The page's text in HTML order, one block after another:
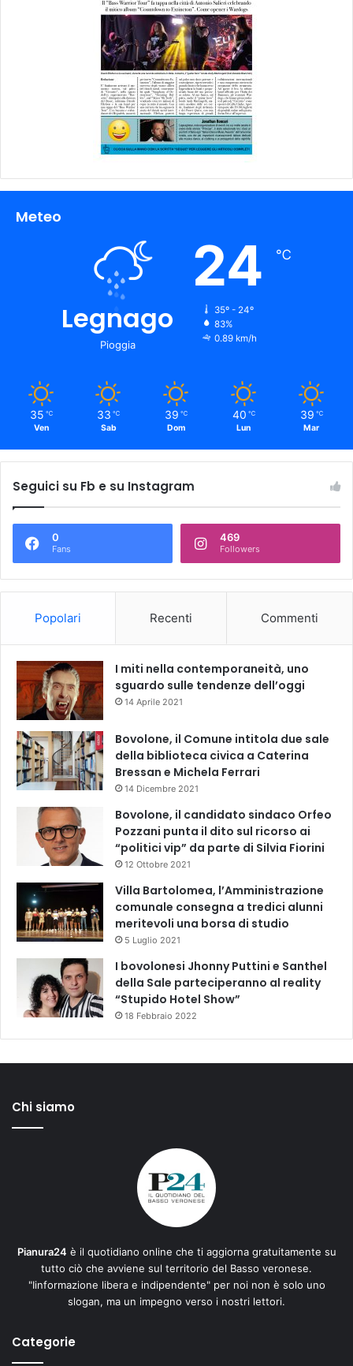
Meteo
Legnago
Pioggia
24 ℃
35º - 24º
83%
0.89 km/h
35 ℃
Ven
33 ℃
Sab
39 ℃
Dom
40 ℃
Lun
39 ℃
Mar
Seguici su Fb e su Instagram
0
Fans
469
Followers
Popolari Recenti Commenti
I miti nella contemporaneità, uno
sguardo sulle tendenze dell’oggi
14 Aprile 2021
Bovolone, il Comune intitola due sale
della biblioteca civica a Caterina
Bressan e Michela Ferrari
14 Dicembre 2021
Bovolone, il candidato sindaco Orfeo
Pozzani punta il dito sul ricorso ai
“politici vip” da parte di Silvia Fiorini
12 Ottobre 2021
Villa Bartolomea, l’Amministrazione
comunale consegna a tredici alunni
meritevoli una borsa di studio
5 Luglio 2021
I bovolonesi Jhonny Puttini e Santhel
della Sale parteciperanno al reality
“Stupido Hotel Show”
18 Febbraio 2022
Chi siamo
Pianura24 è il quotidiano online che ti aggiorna gratuitamente su
tutto ciò che avviene sul territorio del Basso veronese.
"Iinformazione libera e indipendente" per noi non è solo uno
slogan, ma un impegno verso i nostri lettori.
Categorie